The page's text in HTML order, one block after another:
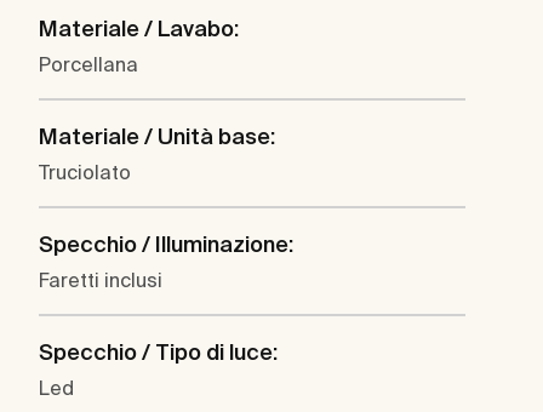
Materiale / Lavabo:
Porcellana
Materiale / Unità base:
Truciolato
Specchio / Illuminazione:
Faretti inclusi
Specchio / Tipo di luce:
Led